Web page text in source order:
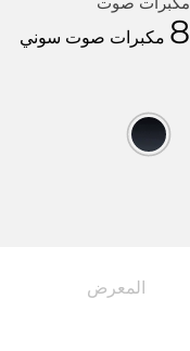
8 مكبرات صوت سوني
المعرض